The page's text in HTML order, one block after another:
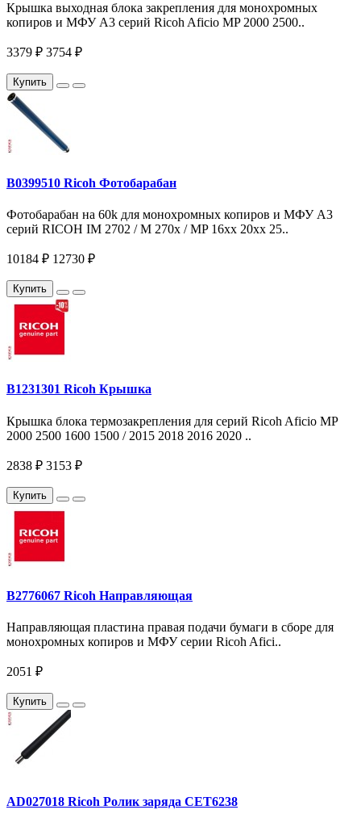
Крышка выходная блока закрепления для монохромных
копиров и МФУ A3 серий Ricoh Aficio MP 2000 2500..
3379 ₽ 3754 ₽
Купить
B0399510 Ricoh Фотобарабан
Фотобарабан на 60k для монохромных копиров и МФУ A3
серий RICOH IM 2702 / M 270x / MP 16xx 20xx 25..
10184 ₽ 12730 ₽
Купить
B1231301 Ricoh Крышка
Крышка блока термозакрепления для серий Ricoh Aficio MP
2000 2500 1600 1500 / 2015 2018 2016 2020 ..
2838 ₽ 3153 ₽
Купить
B2776067 Ricoh Направляющая
Направляющая пластина правая подачи бумаги в сборе для
монохромных копиров и МФУ серии Ricoh Afici..
2051 ₽
Купить
AD027018 Ricoh Ролик заряда CET6238